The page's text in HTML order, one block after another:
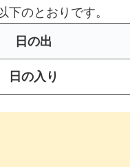
下のとおりです。
日の出
日の入り